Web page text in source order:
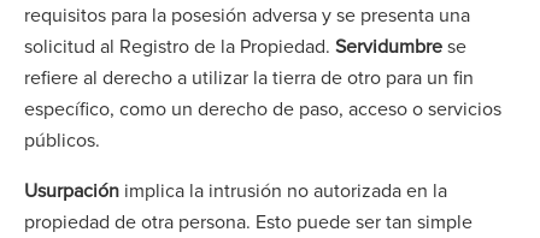
requisitos para la posesión adversa y se presenta una
solicitud al Registro de la Propiedad. Servidumbrese
refiere al derecho a utilizar la tierra de otro para un fin
específico, como un derecho de paso, acceso o servicios
públicos.
Usurpación implica la intrusión no autorizada en la
propiedad de otra persona. Esto puede ser tan simple